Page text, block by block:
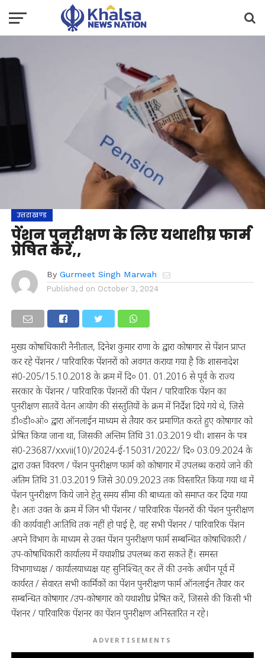
उत्तराखण्ड
पेंशन पुनरीक्षण के लिए यथाशीघ्र फार्म
प्रेषित करें,,
By Gurmeet Singh Marwah
Published on October 3, 2024
मुख्य कोषाधिकारी नैनीताल, दिनेश कुमार राणा के द्वारा कोषागार से पेंशन प्राप्त
कर रहे पेंशनर / पारिवारिक पेंशनरों को अवगत कराया गया है कि शासनादेश
सं0-205/15.10.2018 के क्रम में दि० 01. 01.2016 से पूर्व के राज्य
सरकार के पेंशनर / पारिवारिक पेंशनरों की पेंशन / पारिवारिक पेंशन का
पुनरीक्षण सातवें वेतन आयोग की संस्तुतियों के क्रम में निर्देश दिये गये थे, जिसे
डी०डी०ओ० द्वारा ऑनलाईन माध्यम से तैयार कर प्रमाणित करते हुए कोषागार को
प्रेषित किया जाना था, जिसकी अन्तिम तिथि 31.03.2019 थी। शासन के पत्र
सं0-23687/xxvii(10)/2024-ई-15031/2022/ दि० 03.09.2024 के
द्वारा उक्त विवरण / पेंशन पुनरीक्षण फार्म को कोषागार में उपलब्ध कराये जाने की
अंतिम तिथि 31.03.2019 जिसे 30.09.2023 तक विस्तारित किया गया था में
पेंशन पुनरीक्षण किये जाने हेतु समय सीमा की बाध्यता को समाप्त कर दिया गया
है। अतः उक्त के क्रम में जिन भी पेंशनर / पारिवारिक पेंशनरों की पेंशन पुनरीक्षण
की कार्यवाही आतिथि तक नहीं हो पाई है, वह सभी पेंशनर / पारिवारिक पेंशन
अपने विभाग के माध्यम से उक्त पेंशन पुनरीक्षण फार्म सम्बन्धित कोषाधिकारी /
उप-कोषाधिकारी कार्यालय में यथाशीघ्र उपलब्ध करा सकते हैं। समस्त
विभागाध्यक्ष / कार्यालयाध्यक्ष यह सुनिश्चित् कर लें की उनके अधीन पूर्व में
कार्यरत / सेवारत सभी कार्मिकों का पेंशन पुनरीक्षण फार्म ऑनलाईन तैयार कर
सम्बन्धित कोषागार /उप-कोषागार को यथाशीघ्र प्रेषित करें, जिससे की किसी भी
पेंशनर / पारिवारिक पेंशनर का पेंशन पुनरीक्षण अनिस्तारित न रहे।
ADVERTISEMENTS